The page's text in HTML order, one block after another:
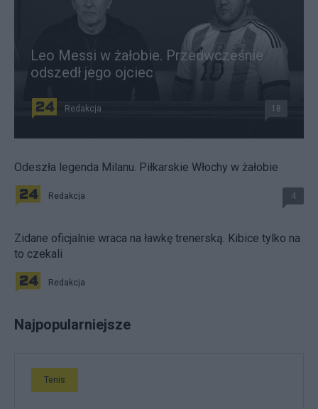
Leo Messi w żałobie. Przedwcześnie
odszedł jego ojciec
Redakcja 18
Odeszła legenda Milanu. Piłkarskie Włochy w żałobie
Redakcja 4
Zidane oficjalnie wraca na ławkę trenerską. Kibice tylko na
to czekali
Redakcja
Najpopularniejsze
Tenis